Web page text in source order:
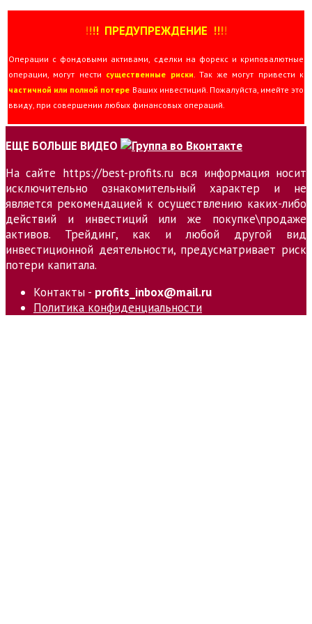
!!!! ПРЕДУПРЕЖДЕНИЕ !!!!
Операции с фондовыми активами, сделки на форекс и криповалютные
операции, могут нести существенные риски. Так же могут привести к
частичной или полной потере Ваших инвестиций. Пожалуйста, имейте это
ввиду, при совершении любых финансовых операций.
ЕЩЕ БОЛЬШЕ ВИДЕО
На сайте https://best-profits.ru вся информация носит
исключительно ознакомительный характер и не
является рекомендацией к осуществлению каких-либо
действий и инвестиций или же покупке\продаже
активов. Трейдинг, как и любой другой вид
инвестиционной деятельности, предусматривает риск
потери капитала.
Контакты - profits_inbox@mail.ru
Политика конфиденциальности